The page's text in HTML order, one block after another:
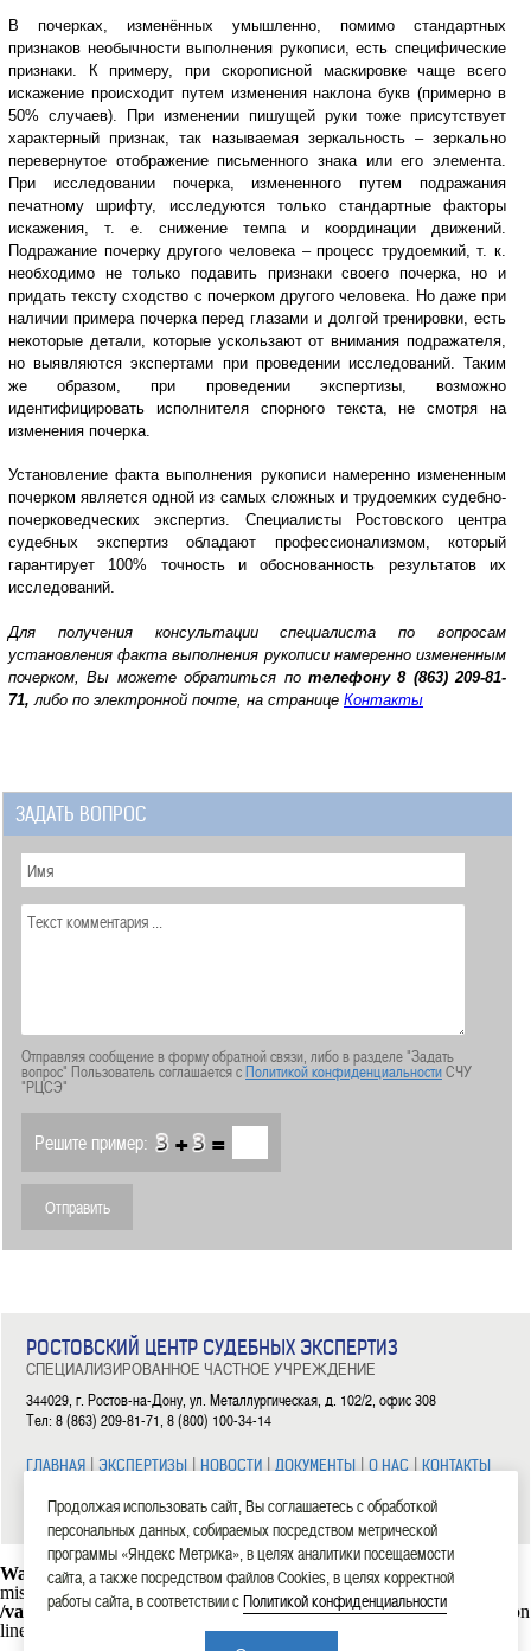
В почерках, изменённых умышленно, помимо стандартных
признаков необычности выполнения рукописи, есть специфические
признаки. К примеру, при скорописной маскировке чаще всего
искажение происходит путем изменения наклона букв (примерно в
50% случаев). При изменении пишущей руки тоже присутствует
характерный признак, так называемая зеркальность – зеркально
перевернутое отображение письменного знака или его элемента.
При исследовании почерка, измененного путем подражания
печатному шрифту, исследуются только стандартные факторы
искажения, т. е. снижение темпа и координации движений.
Подражание почерку другого человека – процесс трудоемкий, т. к.
необходимо не только подавить признаки своего почерка, но и
придать тексту сходство с почерком другого человека. Но даже при
наличии примера почерка перед глазами и долгой тренировки, есть
некоторые детали, которые ускользают от внимания подражателя,
но выявляются экспертами при проведении исследований. Таким
же образом, при проведении экспертизы, возможно
идентифицировать исполнителя спорного текста, не смотря на
изменения почерка.
Установление факта выполнения рукописи намеренно измененным
почерком является одной из самых сложных и трудоемких судебно-
почерковедческих экспертиз. Специалисты Ростовского центра
судебных экспертиз обладают профессионализмом, который
гарантирует 100% точность и обоснованность результатов их
исследований.
Для получения консультации специалиста по вопросам
установления факта выполнения рукописи намеренно измененным
почерком, Вы можете обратиться по телефону 8 (863) 209-81-
71, либо по электронной почте, на странице Контакты
ЗАДАТЬ ВОПРОС
Отправляя сообщение в форму обратной связи, либо в разделе "Задать
вопрос" Пользователь соглашается сПолитикой конфиденциальностиСЧУ
"РЦСЭ"
Решите пример: + =
РОСТОВСКИЙ ЦЕНТР СУДЕБНЫХ ЭКСПЕРТИЗ
СПЕЦИАЛИЗИРОВАННОЕ ЧАСТНОЕ УЧРЕЖДЕНИЕ
344029, г. Ростов-на-Дону, ул. Металлургическая, д. 102/2, офис 308
Тел: 8 (863) 209-81-71, 8 (800) 100-34-14
ГЛАВНАЯ | ЭКСПЕРТИЗЫ | НОВОСТИ | ДОКУМЕНТЫ | О НАС | КОНТАКТЫ
2006—2026 СЧУ «Ростовский центр судебных экспертиз»
Warning: mysql_connect(): Headers and client library minor version
mismatch. Headers:101113 Library:30317 in
/var/www/rostexpert.ru/data/www/rostexpert.ru/blocks/db.php
on
line
Продолжая использовать сайт, Вы соглашаетесь с обработкой
персональных данных, собираемых посредством метрической
программы «Яндекс Метрика», в целях аналитики посещаемости
сайта, а также посредством файлов Cookies, в целях корректной
работы сайта, в соответствии сПолитикой конфиденциальности